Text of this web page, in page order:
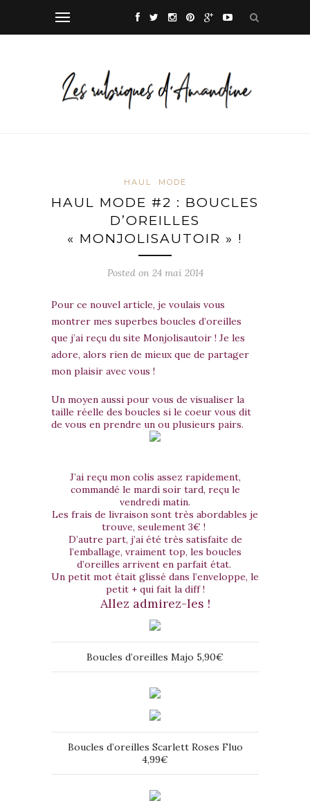
HAUL MODE
HAUL MODE #2 : BOUCLES
D’OREILLES
« MONJOLISAUTOIR » !
Posted on 24 mai 2014
Pour ce nouvel article, je voulais vous
montrer mes superbes boucles d’oreilles
que j’ai reçu du site Monjolisautoir ! Je les
adore, alors rien de mieux que de partager
mon plaisir avec vous !
Un moyen aussi pour vous de visualiser la
taille réelle des boucles si le coeur vous dit
de vous en prendre un ou plusieurs pairs.
J’ai reçu mon colis assez rapidement,
commandé le mardi soir tard, reçu le
vendredi matin.
Les frais de livraison sont très abordables je
trouve, seulement 3€ !
D’autre part, j’ai été très satisfaite de
l’emballage, vraiment top, les boucles
d’oreilles arrivent en parfait état.
Un petit mot était glissé dans l’enveloppe, le
petit + qui fait la diff !
Allez admirez-les !
Boucles d’oreilles Majo 5,90€
Boucles d’oreilles Scarlett Roses Fluo
4,99€